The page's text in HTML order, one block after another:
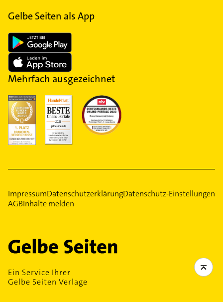
Gelbe Seiten als App
Mehrfach ausgezeichnet
ImpressumDatenschutzerklärungDatenschutz-Einstellungen
AGBInhalte melden
Ein Service Ihrer
Gelbe Seiten Verlage